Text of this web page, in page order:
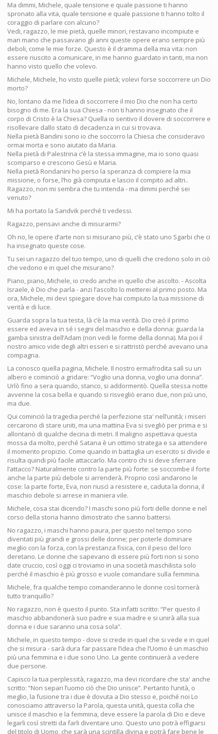
Ma dimmi, Michele, quale tensione e quale passione ti hanno
spronato alla vita, quale tensione e quale passione ti hanno tolto il
coraggio di parlare con alcuno?
Vedi, ragazzo, le mie pietà, quelle minori, restavano incompiute e
man mano che passavano gli anni queste opere erano sempre più
deboli, come le mie forze. Questo è il dramma della mia vita: non
essere riuscito a comunicare, in me hanno guardato in tanti, ma non
hanno visto quello che volevo.
Michele, Michele, ho visto quelle pietà; volevi forse soccorrere un Dio
morto?
No, lontano da me l’idea di soccorrere il mio Dio che non ha certo
bisogno di me. Era la sua Chiesa - non ti hanno insegnato che il
corpo di Cristo è la Chiesa? Quella io sentivo il dovere di soccorrere e
risollevare dallo stato di decadenza in cui si trovava.
Nella pietà Bandini sono io che soccorro la Chiesa che consideravo
ormai morta e sono aiutato da Maria.
Nella pietà di Palestrina c’è la stessa immagine, ma io sono quasi
scomparso e crescono Gesù e Maria.
Nella pietà Rondanini ho perso la speranza di compiere la mia
missione, o forse, l’ho già compiuta e lascio il compito ad altri..
Ragazzo, non mi sembra che tu intenda - ma dimmi perché sei
venuto?
Mi ha portato la Sandvik perché ti vedessi.
Ragazzo, pensavi anche di misurarmi?
Oh no, le opere d’arte non si misurano più, c’è stato uno Sgarbi che ci
ha insegnato queste cose.
Tu sei un ragazzo del tuo tempo, uno di quelli che credono solo in ciò
che vedono e in quel che misurano?
Piano, piano, Michele, io credo anche in quello che ascolto. - Ascolta
Israele, è Dio che parla - anzi l’ascolto lo metterei al primo posto. Ma
ora, Michele, mi devi spiegare dove hai compiuto la tua missione di
verità e di luce.
Guarda sopra la tua testa, là c’è la mia verità. Dio creò il primo
essere ed aveva in sé i segni del maschio e della donna: guarda la
gamba sinistra dell’Adam (non vedi le forme della donna). Ma poi il
nostro amico vide degli altri esseri e si rattristò perché avevano una
compagna.
La conosco quella pagina, Michele. Il nostro ermafrodita salì su un
albero e cominciò a gridare: “Voglio una donna, voglio una donna”.
Urlò fino a sera quando, stanco, si addormentò. Quella stessa notte
avvenne la cosa bella e quando si risvegliò erano due, non più uno,
ma due.
Qui cominciò la tragedia perché la perfezione sta' nell’unità; i miseri
cercarono di stare uniti, ma una mattina Eva si svegliò per prima e si
allontanò di qualche decina di metri. Il maligno aspettava questa
mossa da molto, perché Satana è un ottimo stratega e sa attendere
il momento propizio. Come quando in battaglia un esercito si divide e
risulta quindi più facile attaccarlo. Ma contro chi si deve sferrare
l’attacco? Naturalmente contro la parte più forte: se soccombe il forte
anche la parte più debole si arrenderà. Proprio così andarono le
cose: la parte forte, Eva, non riuscì a resistere e, caduta la donna, il
maschio debole si arrese in maniera vile.
Michele, cosa stai dicendo? I maschi sono più forti delle donne e nel
corso della storia hanno dimostrato che sanno battersi.
No ragazzo, i maschi hanno paura, per questo nel tempo sono
diventati più grandi e grossi delle donne; per poterle dominare
meglio con la forza, con la prestanza fisica, con il peso del loro
deretano. Le donne che sapevano di essere più forti non si sono
date cruccio, così oggi ci troviamo in una società maschilista solo
perché il maschio è più grosso e vuole comandare sulla femmina.
Michele, fra qualche tempo comanderanno le donne così tornerà
tutto tranquillo?
No ragazzo, non è questo il punto. Sta infatti scritto: “Per questo il
maschio abbandonerà suo padre e sua madre e si unirà alla sua
donna e i due saranno una cosa sola”.
Michele, in questo tempo - dove si crede in quel che si vede e in quel
che si misura - sarà dura far passare l’idea che l’Uomo è un maschio
più una femmina e i due sono Uno. La gente continuerà a vedere
due persone.
Capisco la tua perplessità, ragazzo, ma devi ricordare che sta' anche
scritto: “Non separi l’uomo ciò che Dio unisce”. Pertanto l’unità, o
meglio, la fusione tra i due è dovuta a Dio stesso e, poiché noi Lo
conosciamo attraverso la Parola, questa unità, questa colla che
unisce il maschio e la femmina, deve essere la parola di Dio e deve
legarli così stretti da farli diventare uno. Questo uno potrà effigiarsi
del titolo di Uomo, che sarà una scintilla divina e potrà fare bene le